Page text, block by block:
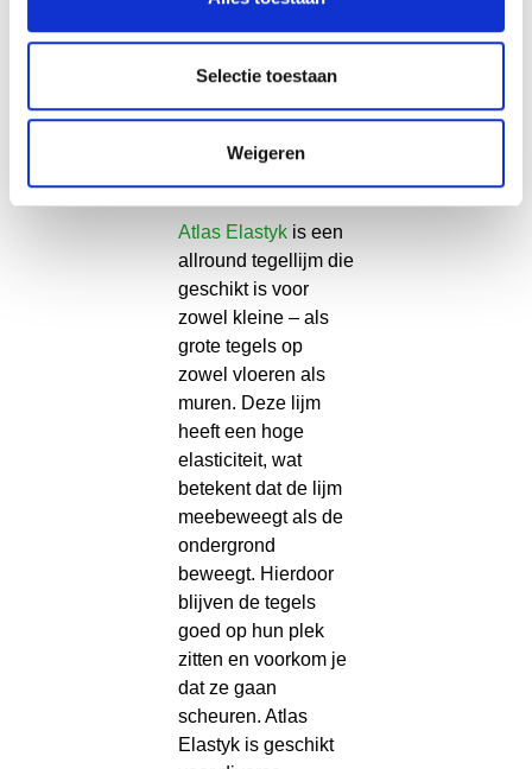
Selectie toestaan
Weigeren
tijd hebt om de
tegels te plaatsen en
Atlas Elastyk
Atlas Elastyk is een
allround tegellijm die
geschikt is voor
zowel kleine – als
grote tegels op
zowel vloeren als
muren. Deze lijm
heeft een hoge
elasticiteit, wat
betekent dat de lijm
meebeweegt als de
ondergrond
beweegt. Hierdoor
blijven de tegels
goed op hun plek
zitten en voorkom je
dat ze gaan
scheuren. Atlas
Elastyk is geschikt